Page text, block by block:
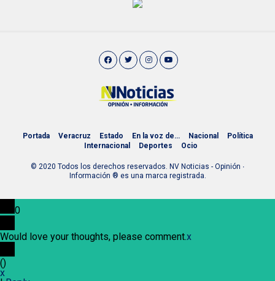
Portada Veracruz Estado En la voz de… Nacional
Política
Internacional
Deportes Ocio
© 2020 Todos los derechos reservados. NV Noticias - Opinión ∙
Información ® es una marca registrada.
0
Would love your thoughts, please comment.x
()
x